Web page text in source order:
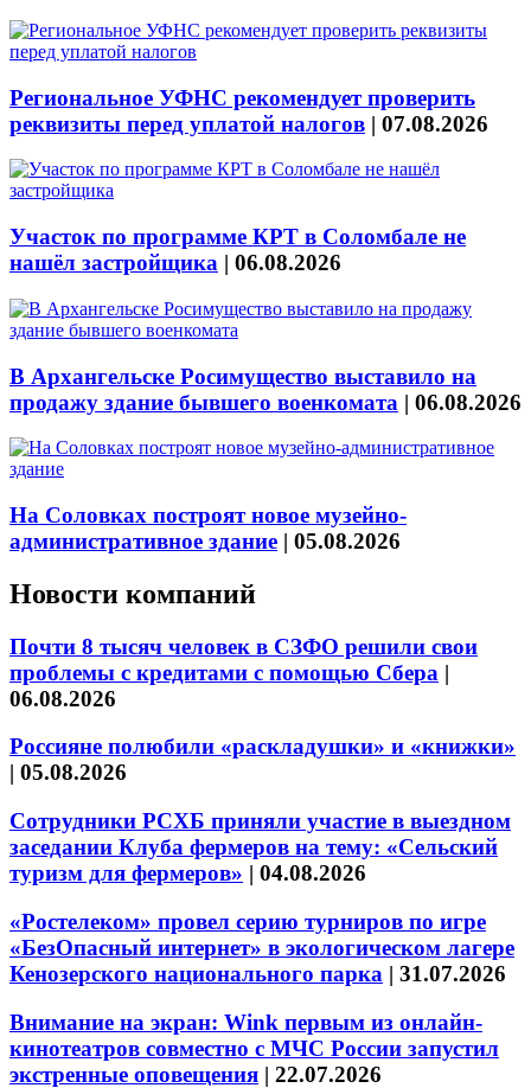
Региональное УФНС рекомендует проверить
реквизиты перед уплатой налогов | 07.08.2026
Участок по программе КРТ в Соломбале не
нашёл застройщика | 06.08.2026
В Архангельске Росимущество выставило на
продажу здание бывшего военкомата | 06.08.2026
На Соловках построят новое музейно-
административное здание | 05.08.2026
Новости компаний
Почти 8 тысяч человек в СЗФО решили свои
проблемы с кредитами с помощью Сбера |
06.08.2026
Россияне полюбили «раскладушки» и «книжки»
| 05.08.2026
Сотрудники РСХБ приняли участие в выездном
заседании Клуба фермеров на тему: «Сельский
туризм для фермеров» | 04.08.2026
«Ростелеком» провел серию турниров по игре
«БезОпасный интернет» в экологическом лагере
Кенозерского национального парка | 31.07.2026
Внимание на экран: Wink первым из онлайн-
кинотеатров совместно с МЧС России запустил
экстренные оповещения | 22.07.2026